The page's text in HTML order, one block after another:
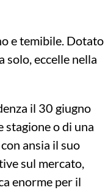
e temibile. Dotato
eccelle nella
il 30 giugno
stagione o di una
ansia il suo
sul mercato,
enorme per il